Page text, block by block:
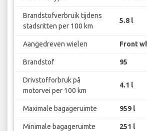
Brandstofverbruik tijdens
stadsritten per 100 km
5.8 l
Aangedreven wielen Front
Brandstof 95
Drivstofforbruk på
motorvei per 100 km
4.1 l
Maximale bagageruimte 959 l
Minimale bagageruimte 251 l